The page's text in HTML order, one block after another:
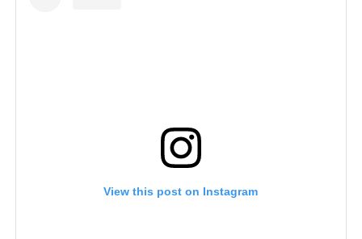
View this post on Instagram